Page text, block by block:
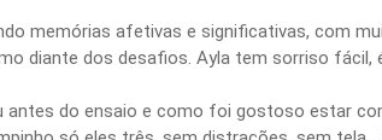
memórias afetivas e significativas, com
diante dos desafios. Ayla tem sorriso fácil,
antes do ensaio e como foi gostoso estar